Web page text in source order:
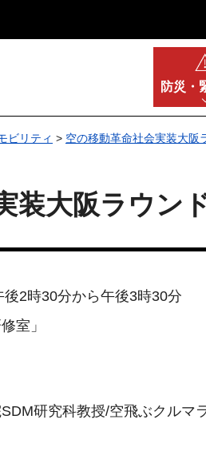
防災・
ビリティ > 空の移動革命社会実装大阪
装大阪ラウン
2時30分から午後3時30分
室」
研究科教授/空飛ぶクル